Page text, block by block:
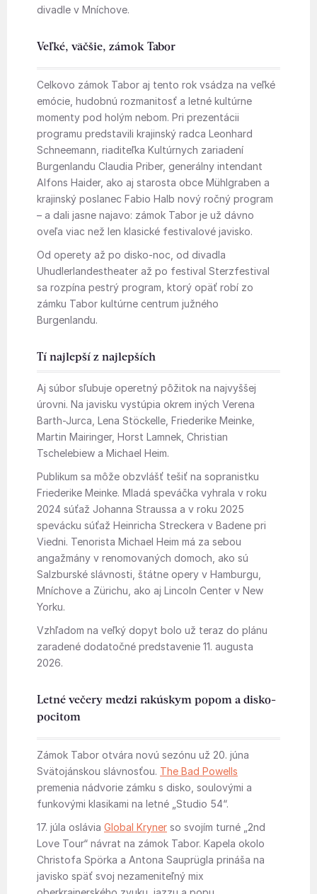
divadle v Mníchove.
Veľké, väčšie, zámok Tabor
Celkovo zámok Tabor aj tento rok vsádza na veľké
emócie, hudobnú rozmanitosť a letné kultúrne
momenty pod holým nebom. Pri prezentácii
programu predstavili krajinský radca Leonhard
Schneemann, riaditeľka Kultúrnych zariadení
Burgenlandu Claudia Priber, generálny intendant
Alfons Haider, ako aj starosta obce Mühlgraben a
krajinský poslanec Fabio Halb nový ročný program
– a dali jasne najavo: zámok Tabor je už dávno
oveľa viac než len klasické festivalové javisko.
Od operety až po disko-noc, od divadla
Uhudlerlandestheater až po festival Sterzfestival
sa rozpína pestrý program, ktorý opäť robí zo
zámku Tabor kultúrne centrum južného
Burgenlandu.
Tí najlepší z najlepších
Aj súbor sľubuje operetný pôžitok na najvyššej
úrovni. Na javisku vystúpia okrem iných Verena
Barth-Jurca, Lena Stöckelle, Friederike Meinke,
Martin Mairinger, Horst Lamnek, Christian
Tschelebiew a Michael Heim.
Publikum sa môže obzvlášť tešiť na sopranistku
Friederike Meinke. Mladá speváčka vyhrala v roku
2024 súťaž Johanna Straussa a v roku 2025
spevácku súťaž Heinricha Streckera v Badene pri
Viedni. Tenorista Michael Heim má za sebou
angažmány v renomovaných domoch, ako sú
Salzburské slávnosti, štátne opery v Hamburgu,
Mníchove a Zürichu, ako aj Lincoln Center v New
Yorku.
Vzhľadom na veľký dopyt bolo už teraz do plánu
zaradené dodatočné predstavenie 11. augusta
2026.
Letné večery medzi rakúskym popom a disko-
pocitom
Zámok Tabor otvára novú sezónu už 20. júna
Svätojánskou slávnosťou. The Bad Powells
premenia nádvorie zámku s disko, soulovými a
funkovými klasikami na letné „Studio 54“.
17. júla oslávia Global Kryner so svojím turné „2nd
Love Tour“ návrat na zámok Tabor. Kapela okolo
Christofa Spörka a Antona Sauprügla prináša na
javisko späť svoj nezameniteľný mix